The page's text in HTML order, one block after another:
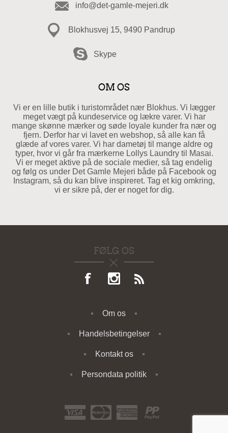
info@det-gamle-mejeri.dk
Blokhusvej 15, 9490 Pandrup
Skype
OM OS
Vi er en lille butik i turistområdet nær Blokhus. Vi lægger
meget vægt på kundeservice og lækre varer. Vi har
mange skønne mærker og søde loyale kunder fra nær og
fjern. Derfor har vi lavet en webshop, så alle kan få
glæde af vores varer. Vi har dametøj til mange aldre og
typer, hvor vi går fra mærkerne Lollys Laundry til Masai.
Vi er meget aktive på de sociale medier, så tag endelig
og følg os under Det Gamle Mejeri både på Facebook og
Instagram, så du kan blive inspireret. Tag et kig omkring,
vi er sikre på, der er noget for dig.
FØLG OS
Om os
Handelsbetingelser
Kontakt os
Persondata politik